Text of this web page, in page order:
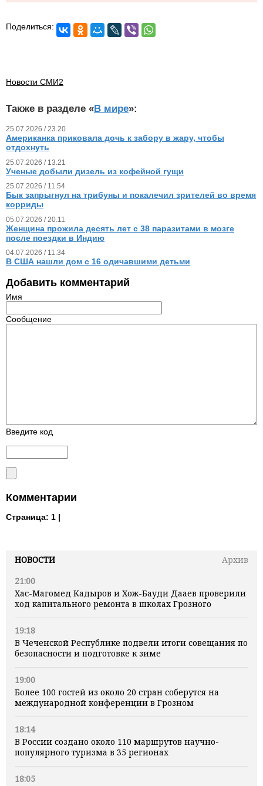
НОВОСТИ
Архив
21:00
Хас-Магомед Кадыров и Хож-Бауди Дааев проверили
ход капитального ремонта в школах Грозного
19:18
В Чеченской Республике подвели итоги совещания по
безопасности и подготовке к зиме
19:00
Более 100 гостей из около 20 стран соберутся на
международной конференции в Грозном
18:14
В России создано около 110 маршрутов научно-
популярного туризма в 35 регионах
18:05
Поделиться:
Новости СМИ2
Также в разделе «В мире»:
25.07.2026 / 23.20
Американка приковала дочь к забору в жару, чтобы
отдохнуть
25.07.2026 / 13.21
Ученые добыли дизель из кофейной гущи
25.07.2026 / 11.54
Бык запрыгнул на трибуны и покалечил зрителей во время
корриды
05.07.2026 / 20.11
Женщина прожила десять лет с 38 паразитами в мозге
после поездки в Индию
04.07.2026 / 11.34
В США нашли дом с 16 одичавшими детьми
Добавить комментарий
Имя
Сообщение
Введите код
Комментарии
Страница: 1 |